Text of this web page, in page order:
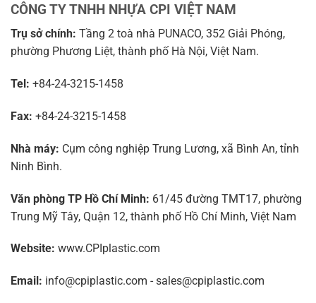
CÔNG TY TNHH NHỰA CPI VIỆT NAM
Trụ sở chính: Tầng 2 toà nhà PUNACO, 352 Giải Phóng,
phường Phương Liệt, thành phố Hà Nội, Việt Nam.
Tel: +84-24-3215-1458
Fax: +84-24-3215-1458
Nhà máy: Cụm công nghiệp Trung Lương, xã Bình An, tỉnh
Ninh Bình.
Văn phòng TP Hồ Chí Minh: 61/45 đường TMT17, phường
Trung Mỹ Tây, Quận 12, thành phố Hồ Chí Minh, Việt Nam
Website: www.CPIplastic.com
Email: info@cpiplastic.com - sales@cpiplastic.com